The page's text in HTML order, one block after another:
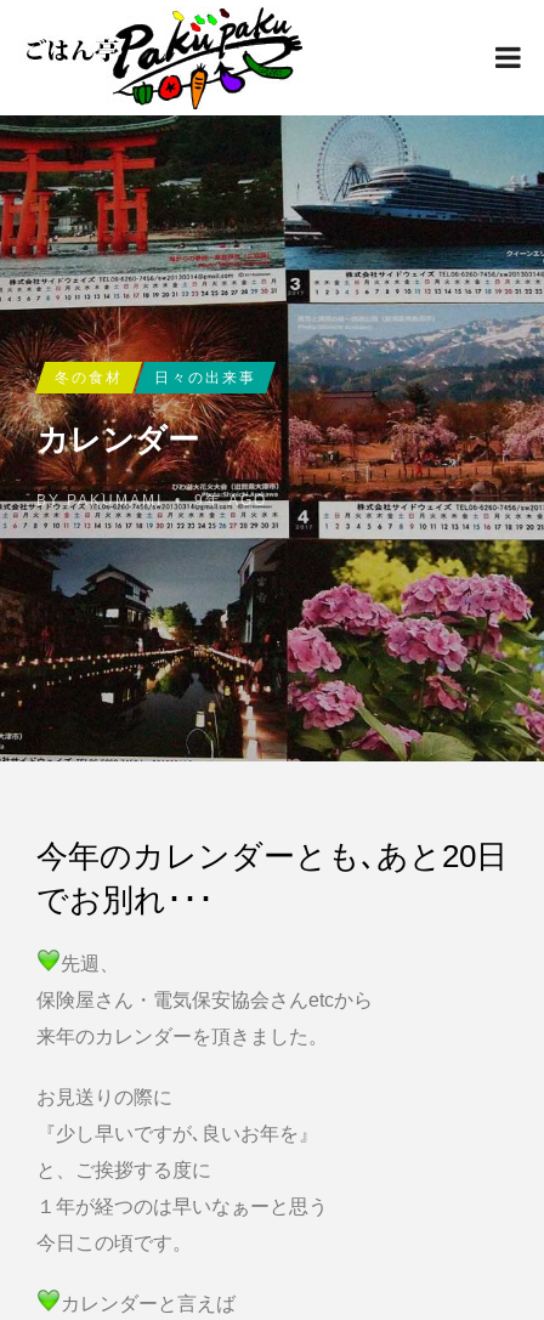
冬の食材 日々の出来事
カレンダー
BYPAKUMAMI •9年 AGO
今年のカレンダーとも､あと20日
でお別れ･･･
先週、
保険屋さん・電気保安協会さんetcから
来年のカレンダーを頂きました。
お見送りの際に
『少し早いですが､良いお年を』
と、ご挨拶する度に
１年が経つのは早いなぁーと思う
今日この頃です。
カレンダーと言えば